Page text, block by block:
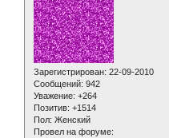
Зарегистрирован: 22-09-2010
Сообщений: 942
Уважение: +264
Позитив: +1514
Пол: Женский
Провел на форуме: